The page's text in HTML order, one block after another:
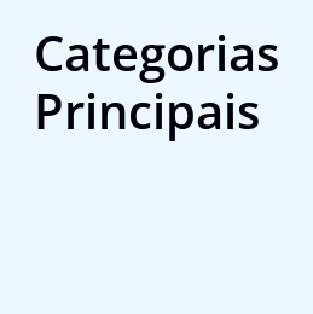
Categorias
Principais